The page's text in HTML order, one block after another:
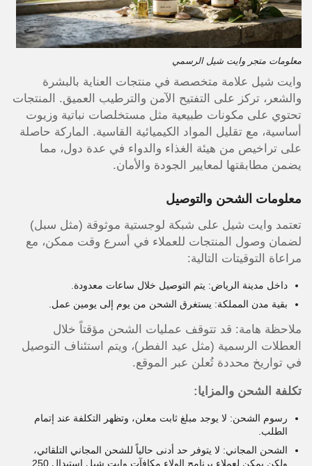
معلومات متجر وايت شيل الرسمي
وايت شيل علامة متخصصة في منتجات العناية بالبشرة
والشعر، تركز على التفتيح الآمن والترطيب العميق. المنتجات
تحتوي على مكونات طبيعية مثل مستخلصات نباتية وزيوت
أساسية، مع تقليل المواد الكيميائية القاسية. الماركة حاصلة
على تراخيص من هيئة الغذاء والدواء في عدة دول، مما
يضمن مطابقتها لمعايير الجودة والأمان.
معلومات الشحن والتوصيل
تعتمد وايت شيل على شبكة لوجستية موثوقة (مثل سبل)
لضمان وصول المنتجات للعملاء في أسرع وقت ممكن، مع
مراعاة التوقيتات التالية:
داخل مدينة الرياض: يتم التوصيل خلال ساعات معدودة.
بقية مدن المملكة: يستغرق الشحن من يوم إلى يومين عمل.
ملاحظة هامة: قد تتوقف عمليات الشحن مؤقتاً خلال
العطلات الرسمية (مثل عيد الفطر)، ويتم استئناف التوصيل
في تواريخ محددة تُعلن عبر الموقع.
تكلفة الشحن والمزايا:
رسوم الشحن: لا يوجد مبلغ ثابت معلن، وتظهر التكلفة عند إتمام
الطلب.
الشحن المجاني: لا يتوفر حد أدنى حالياً للشحن المجاني التلقائي،
ولكن يمكن لعملاء برنامج الولاء مكافآت وايت شيل استبدال 250